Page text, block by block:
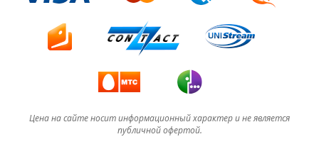
Цена на сайте носит информационный характер и не является
публичной офертой.